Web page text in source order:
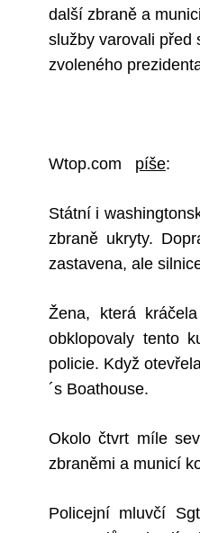
další zbraně a
služby varovali před
zvoleného
Wtop.com píše:
Státní i
zbraně ukryty.
zastavena, ale
Žena, která
obklopovaly tento
policie. Když
´s Boathouse.
Okolo čtvrt míle
zbraněmi a municí
Policejní mluvčí